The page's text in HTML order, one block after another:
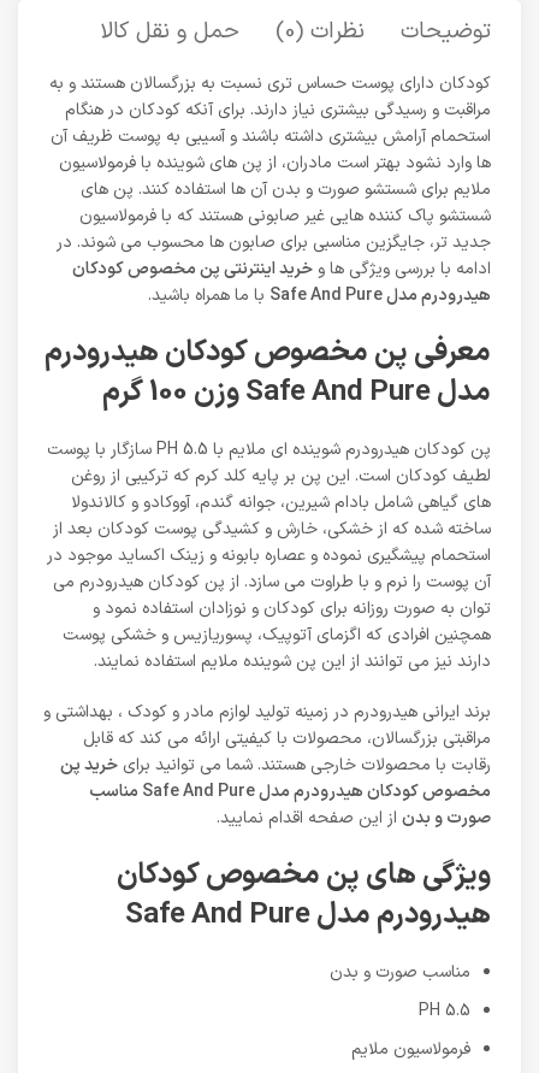
توضیحات نظرات (0) حمل و نقل کالا
کودکان دارای پوست حساس تری نسبت به بزرگسالان هستند و به
مراقبت و رسیدگی بیشتری نیاز دارند. برای آنکه کودکان در هنگام
استحمام آرامش بیشتری داشته باشند و آسیبی به پوست ظریف آن
ها وارد نشود بهتر است مادران، از پن های شوینده با فرمولاسیون
ملایم برای شستشو صورت و بدن آن ها استفاده کنند. پن های
شستشو پاک کننده هایی غیر صابونی هستند که با فرمولاسیون
جدید تر، جایگزین مناسبی برای صابون ها محسوب می شوند. در
ادامه با بررسی ویژگی ها و خرید اینترنتی پن مخصوص کودکان
هیدرودرم مدل Safe And Pure
با ما همراه باشید.
معرفی پن مخصوص کودکان هیدرودرم
مدل Safe And Pure وزن 100 گرم
پن کودکان هیدرودرم شوینده ای ملایم با PH 5.5 سازگار با پوست
لطیف کودکان است. این پن بر پایه کلد کرم که ترکیبی از روغن
های گیاهی شامل بادام شیرین، جوانه گندم، آووکادو و کالاندولا
ساخته شده که از خشکی، خارش و کشیدگی پوست کودکان بعد از
استحمام پیشگیری نموده و عصاره‌ بابونه و زینک اکساید موجود در
آن پوست را نرم و با طراوت می سازد. از پن کودکان هیدرودرم می
توان به صورت روزانه برای کودکان و نوزادان استفاده نمود و
همچنین افرادی که اگزمای آتوپیک، پسوریازیس و خشکی پوست
دارند نیز می توانند از این پن شوینده ملایم استفاده نمایند.
برند ایرانی هیدرودرم در زمینه تولید لوازم مادر و کودک ، بهداشتی و
مراقبتی بزرگسالان، محصولات با کیفیتی ارائه می کند که قابل
رقابت با محصولات خارجی هستند. شما می توانید برای خرید پن
مخصوص کودکان هیدرودرم مدل Safe And Pure مناسب
صورت و بدن از این صفحه اقدام نمایید.
ویژگی های پن مخصوص کودکان
هیدرودرم مدل Safe And Pure
مناسب صورت و بدن
PH 5.5
فرمولاسیون ملایم